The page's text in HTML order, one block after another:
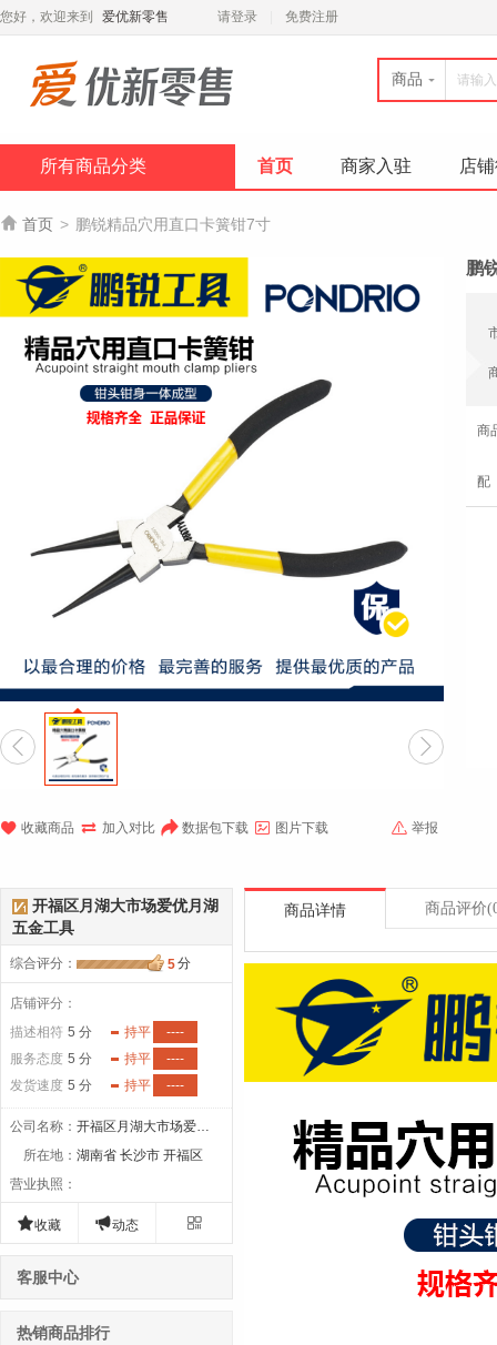
您好，欢迎来到 爱优新零售 请登录 免费注册
商品
所有商品分类 首页 商家入驻 店
 首页 > 鹏锐精品穴用直口卡簧钳7寸
 
 收藏商品  加入对比  举报
 数据包下载  图片下载
鹏
商
商品详情 商品评价
开福区月湖大市场爱优月湖
五金工具
综合评分 ： 5分
店铺评分：
描述相符 5 分 持平
----
服务态度 5 分 持平
----
发货速度 5 分 持平 ----
公司名称 ：
开福区月湖大市场爱优月湖五金工具
所在地 ： 湖南省 长沙市 开福区
营业执照 ：
收藏 动态 
客服中心
热销商品排行